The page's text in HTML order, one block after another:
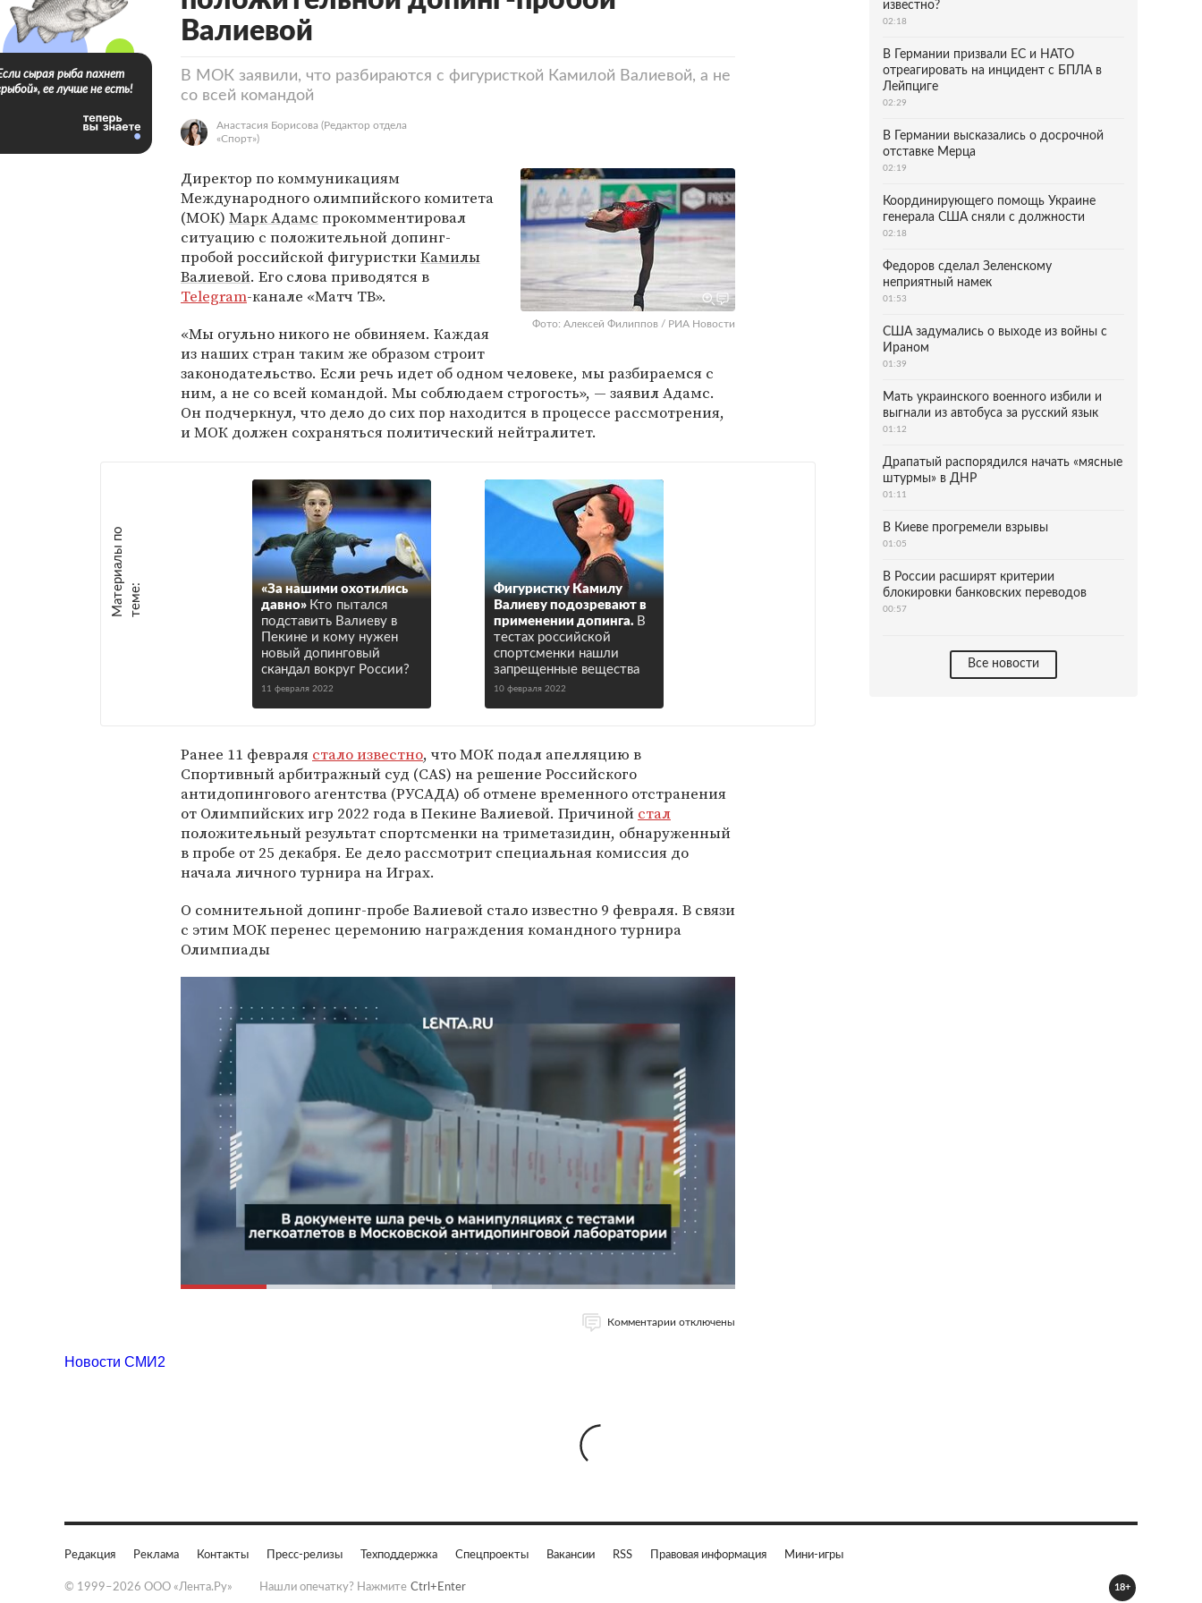
Валиевой
В МОК заявили, что разбираются с фигуристкой Камилой Валиевой, а не
со всей командой
Анастасия Борисова (Редактор отдела
«Спорт»)
Фото: Алексей Филиппов / РИА Новости
Директор по коммуникациям
Международного олимпийского комитета
(МОК) Марк Адамс прокомментировал
ситуацию с положительной допинг-
пробой российской фигуристкиКамилы
Валиевой. Его слова приводятся в
Telegram-канале «Матч ТВ».
«Мы огульно никого не обвиняем. Каждая
из наших стран таким же образом строит
законодательство. Если речь идет об одном человеке, мы разбираемся с
ним, а не со всей командой. Мы соблюдаем строгость», — заявил Адамс.
Он подчеркнул, что дело до сих пор находится в процессе рассмотрения,
и МОК должен сохраняться политический нейтралитет.
М
а
т е
р
и
а
л
ы
п
о
т
е
м
е :
«За нашими охотились
давно» Кто пытался
подставить Валиеву в
Пекине и кому нужен
новый допинговый
скандал вокруг России?
11 февраля 2022
Фигуристку Камилу
Валиеву подозревают в
применении допинга. В
тестах российской
спортсменки нашли
запрещенные вещества
10 февраля 2022
Ранее 11 февраля стало известно, что МОК подал апелляцию в
Спортивный арбитражный суд (CAS) на решение Российского
антидопингового агентства (РУСАДА) об отмене временного отстранения
от Олимпийских игр 2022 года в Пекине Валиевой. Причиной стал
положительный результат спортсменки на триметазидин, обнаруженный
в пробе от 25 декабря. Ее дело рассмотрит специальная комиссия до
начала личного турнира на Играх.
О сомнительной допинг-пробе Валиевой стало известно 9 февраля. В связи
с этим МОК перенес церемонию награждения командного турнира
Олимпиады
Комментарии отключены
сырая рыба пахнет
ее лучше не есть!
известно?
02:18
В Германии призвали ЕС и НАТО
отреагировать на инцидент с БПЛА в
Лейпциге
02:29
В Германии высказались о досрочной
отставке Мерца
02:19
Координирующего помощь Украине
генерала США сняли с должности
02:18
Федоров сделал Зеленскому
неприятный намек
01:53
США задумались о выходе из войны с
Ираном
01:39
Мать украинского военного избили и
выгнали из автобуса за русский язык
01:12
Драпатый распорядился начать «мясные
штурмы» в ДНР
01:11
В Киеве прогремели взрывы
01:05
В России расширят критерии
блокировки банковских переводов
00:57
Все новости
Новости СМИ2
Редакция Реклама Контакты Пресс-релизы Техподдержка Спецпроекты Вакансии RSS Правовая информация Мини-игры
© 1999–2026 ООО «Лента.Ру» Нашли опечатку? Нажмите Ctrl+Enter 18+